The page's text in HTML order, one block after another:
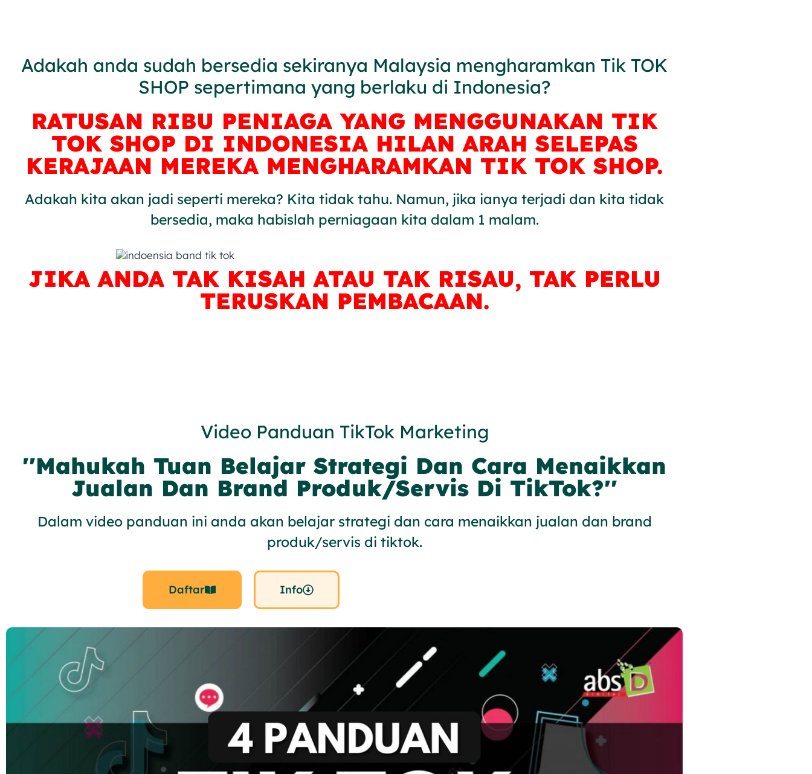
Adakah anda sudah bersedia sekiranya Malaysia mengharamkan Tik TOK
SHOP sepertimana yang berlaku di Indonesia?
RATUSAN RIBU PENIAGA YANG MENGGUNAKAN TIK
TOK SHOP DI INDONESIA HILAN ARAH SELEPAS
KERAJAAN MEREKA MENGHARAMKAN TIK TOK SHOP.
Adakah kita akan jadi seperti mereka? Kita tidak tahu. Namun, jika ianya terjadi dan kita tidak
bersedia, maka habislah perniagaan kita dalam 1 malam.
JIKA ANDA TAK KISAH ATAU TAK RISAU, TAK PERLU
TERUSKAN PEMBACAAN.
Video Panduan TikTok Marketing
''Mahukah Tuan Belajar Strategi Dan Cara Menaikkan
Jualan Dan Brand Produk/Servis Di TikTok?''
Dalam video panduan ini anda akan belajar strategi dan cara menaikkan jualan dan brand
produk/servis di tiktok.
Daftar Info